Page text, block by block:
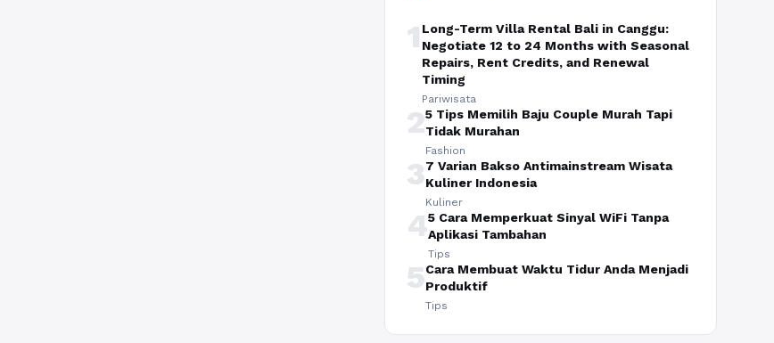
1 Long-Term Villa Rental Bali in Canggu:
Negotiate 12 to 24 Months with Seasonal
Repairs, Rent Credits, and Renewal
Timing
Pariwisata
25 Tips Memilih Baju Couple Murah Tapi
Tidak Murahan
Fashion
37 Varian Bakso Antimainstream Wisata
Kuliner Indonesia
Kuliner
45 Cara Memperkuat Sinyal WiFi Tanpa
Aplikasi Tambahan
Tips
5Cara Membuat Waktu Tidur Anda Menjadi
Produktif
Tips